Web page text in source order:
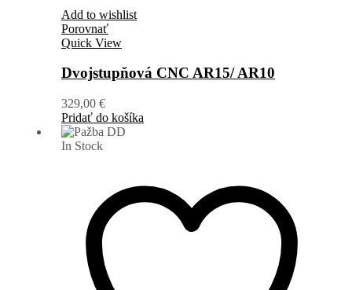
Add to wishlist
Porovnať
Quick View
Dvojstupňová CNC AR15/ AR10
329,00 €
Pridať do košíka
In Stock